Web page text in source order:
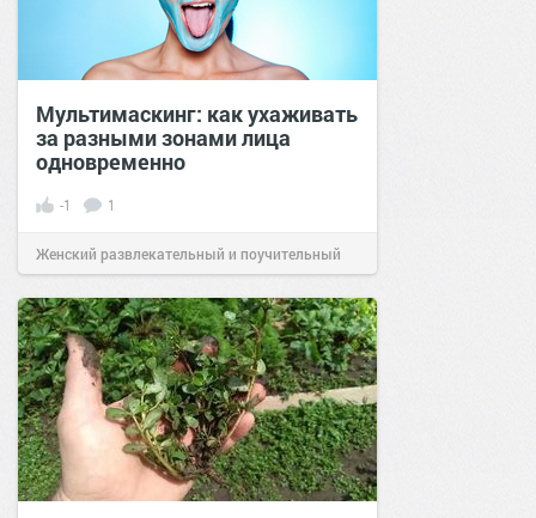
Мультимаскинг: как ухаживать
за разными зонами лица
одновременно
-1 1
Женский развлекательный и поучительный
сайт.21:46Вчера